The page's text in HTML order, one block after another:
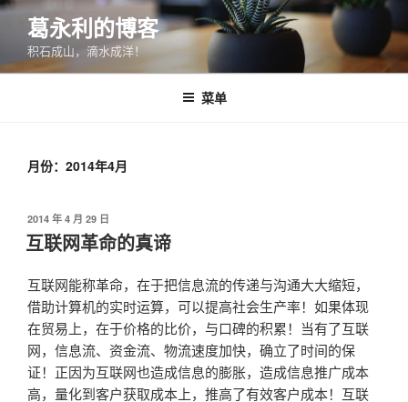
跳
容
葛永利的博客
积石成山，滴水成洋！
菜单
月份：2014年4月
发
布
于
2014 年 4 月 29 日
互联网革命的真谛
互联网能称革命，在于把信息流的传递与沟通大大缩短，
借助计算机的实时运算，可以提高社会生产率！如果体现
在贸易上，在于价格的比价，与口碑的积累！当有了互联
网，信息流、资金流、物流速度加快，确立了时间的保
证！正因为互联网也造成信息的膨胀，造成信息推广成本
高，量化到客户获取成本上，推高了有效客户成本！互联